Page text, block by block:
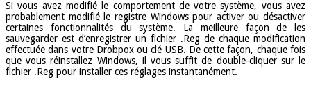
Si vous avez modifié le comportement de votre système, vous avez
probablement modifié le registre Windows pour activer ou désactiver
certaines fonctionnalités du système. La meilleure façon de les
sauvegarder est d’enregistrer un fichier .Reg de chaque modification
effectuée dans votre Drobpox ou clé USB. De cette façon, chaque fois
que vous réinstallez Windows, il vous suffit de double-cliquer sur le
fichier .Reg pour installer ces réglages instantanément.